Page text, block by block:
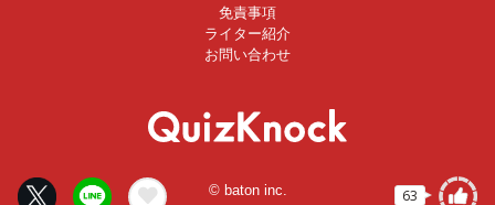
63
免責事項
ライター紹介
お問い合わせ
© baton inc.